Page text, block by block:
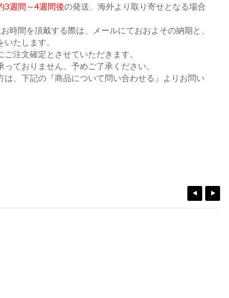
3週間～4週間後の発送、海外より取り寄せとなる場合
時間を頂戴する際は、メールにておおよその納期と、
たします。
注文確定とさせていただきます。
ておりません。予めご了承ください。
、下記の『商品について問い合わせる』よりお問い